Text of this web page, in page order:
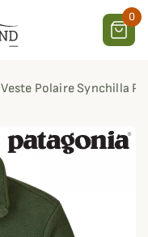
0
Veste Polaire Synchilla